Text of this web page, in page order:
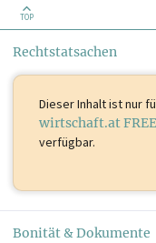
Mag. Georgia-Helene
Mitglied
Markus Bleyer
Mitglied
TOP
Rechtstatsachen
Dieser Inhalt istnur
wirtschaft.at FREE
verfügbar.
Bonität & Dokumente